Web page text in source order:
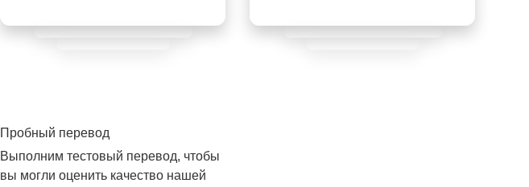
Пробный перевод
Выполним тестовый перевод, чтобы
вы могли оценить качество нашей